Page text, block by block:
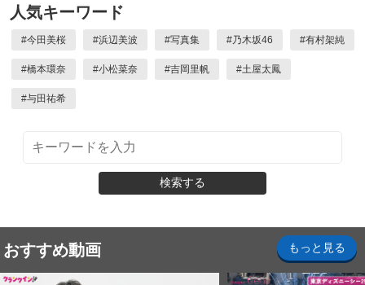
人気キーワード
#今田美桜 #浜辺美波 #写真集 #乃木坂46 #有村架純
#橋本環奈 #小松菜奈 #吉岡里帆 #土屋太鳳
#与田祐希
検索する
おすすめ動画 もっと見る